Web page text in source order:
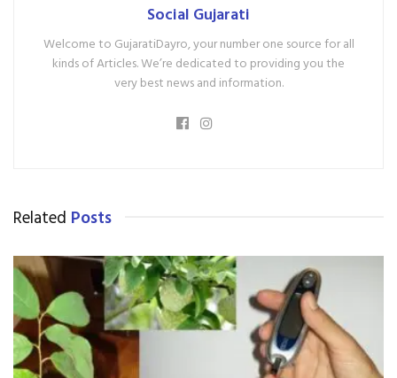
Social Gujarati
Welcome to GujaratiDayro, your number one source for all
kinds of Articles. We’re dedicated to providing you the
very best news and information.
Related Posts